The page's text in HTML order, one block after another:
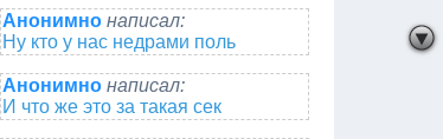
Анонимно написал:
Ну кто у нас недрами поль
Анонимно написал:
И что же это за такая сек